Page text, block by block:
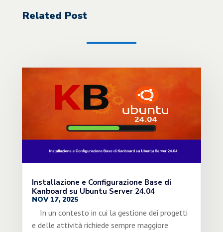
Related Post
Installazione e Configurazione Base di
Kanboard su Ubuntu Server 24.04
NOV 17, 2025
In un contesto in cui la gestione dei progetti
e delle attività richiede sempre maggiore